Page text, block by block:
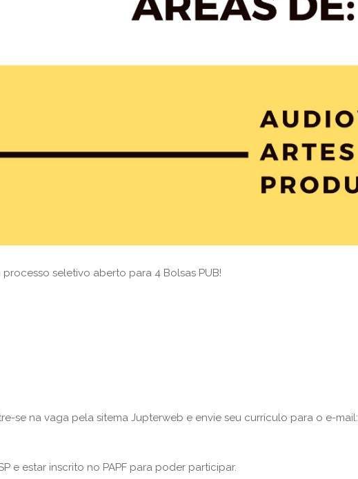
seletivo aberto para 4 Bolsas PUB!
se na vaga pela sitema Jupterweb e envie seu currículo para o e-mail:
e estar inscrito no PAPF para poder participar.